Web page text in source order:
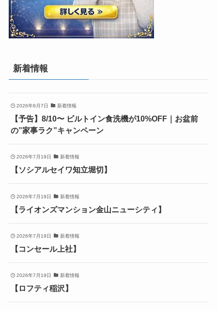
新着情報
2026年8月7日 新着情報
【予告】8/10〜 ビルトイン食洗機が10%OFF｜お盆前
の”家事ラク”キャンペーン
2026年7月19日 新着情報
【ソシアルセイワ知立堀切】
2026年7月19日 新着情報
【ライオンズマンション金山ニューシティ】
2026年7月19日 新着情報
【コンセール上社】
2026年7月19日 新着情報
【ロフティ稲沢】